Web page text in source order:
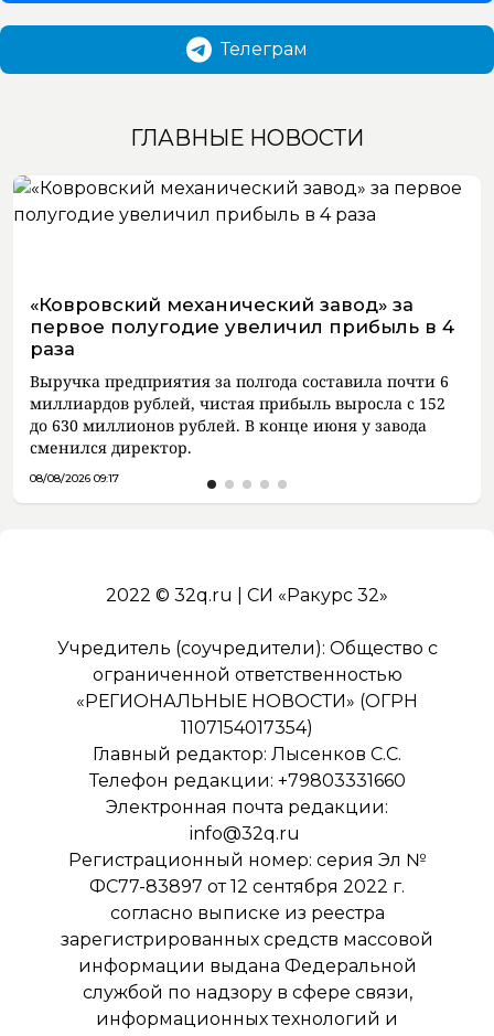
Телеграм
ГЛАВНЫЕ НОВОСТИ
«Ковровский механический завод» за
первое полугодие увеличил прибыль в 4
раза
Выручка предприятия за полгода составила почти 6
миллиардов рублей, чистая прибыль выросла с 152
до 630 миллионов рублей. В конце июня у завода
сменился директор.
08/08/2026 09:17
2022 © 32q.ru | СИ «Ракурс 32»
Учредитель (соучредители): Общество с
ограниченной ответственностью
«РЕГИОНАЛЬНЫЕ НОВОСТИ» (ОГРН
1107154017354)
Главный редактор: Лысенков С.С.
Телефон редакции: +79803331660
Электронная почта редакции:
info@32q.ru
Регистрационный номер: серия Эл №
ФС77-83897 от 12 сентября 2022 г.
согласно выписке из реестра
зарегистрированных средств массовой
информации выдана Федеральной
службой по надзору в сфере связи,
информационных технологий и